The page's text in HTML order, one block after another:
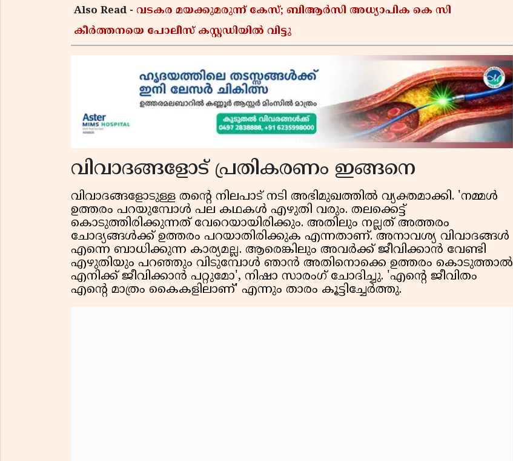
Also Read - വടകര മയക്കുമരുന്ന് കേസ്; ബിആർസി അധ്യാപിക കെ സി
കീർത്തനയെ പോലീസ് കസ്റ്റഡിയിൽ വിട്ടു
വിവാദങ്ങളോട് പ്രതികരണം ഇങ്ങനെ
വിവാദങ്ങളോടുള്ള തൻ്റെ നിലപാട് നടി അഭിമുഖത്തിൽ വ്യക്തമാക്കി. 'നമ്മൾ
ഉത്തരം പറയുമ്പോൾ പല കഥകൾ എഴുതി വരും. തലക്കെട്ട്
കൊടുത്തിരിക്കുന്നത് വേറെയായിരിക്കും. അതിലും നല്ലത് അത്തരം
ചോദ്യങ്ങൾക്ക് ഉത്തരം പറയാതിരിക്കുക എന്നതാണ്. അനാവശ്യ വിവാദങ്ങൾ
എന്നെ ബാധിക്കുന്ന കാര്യമല്ല. ആരെങ്കിലും അവർക്ക് ജീവിക്കാൻ വേണ്ടി
എഴുതിയും പറഞ്ഞും വിടുമ്പോൾ ഞാൻ അതിനൊക്കെ ഉത്തരം കൊടുത്താൽ
എനിക്ക് ജീവിക്കാൻ പറ്റുമോ', നിഷാ സാരംഗ് ചോദിച്ചു. 'എൻ്റെ ജീവിതം
എൻ്റെ മാത്രം കൈകളിലാണ്' എന്നും താരം കൂട്ടിച്ചേർത്തു.